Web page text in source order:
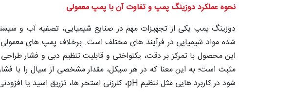
نحوه عملکرد دوزینگ پمپ و تفاوت آن با پمپ‌ معمولی
دوزینگ پمپ یکی از تجهیزات مهم در صنایع شیمیایی، تصفیه آب و
شده مواد شیمیایی در فرآیند های مختلف است. برخلاف پمپ‌ های معمولی
این محصول با تمرکز بر دقت، یکنواختی و قابلیت تنظیم دبی و فشار
مثبت است؛ به این معنا که در هر سیکل، مقدار مشخصی از سیال را با
شود در کاربرد هایی مثل تنظیم pH، کلرزنی استخر ها، تزریق اسید یا افزودنی‌ ها، دوزینگ پمپ عملکردی بی‌ رقیب داشته باشد.